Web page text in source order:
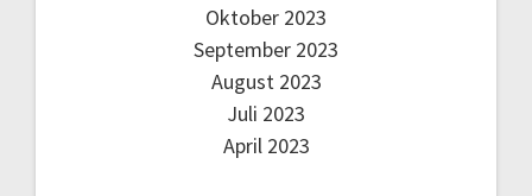
Oktober 2023
September 2023
August 2023
Juli 2023
April 2023